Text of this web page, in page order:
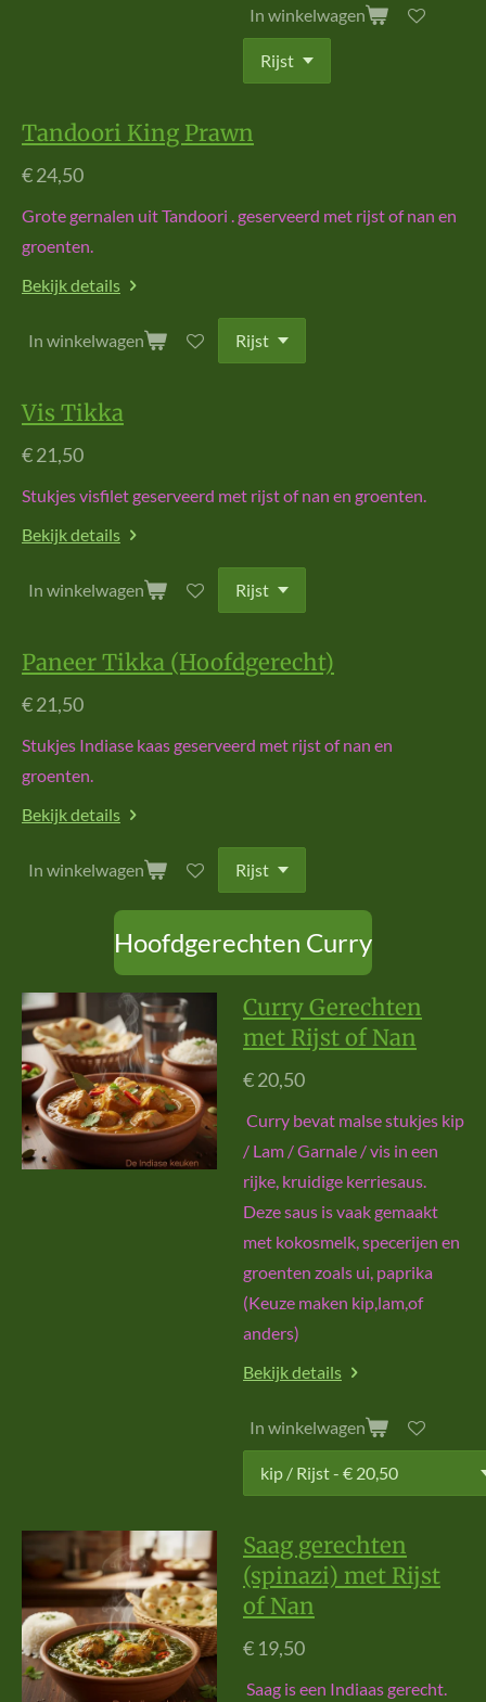
In winkelwagen
Tandoori King Prawn
€ 24,50
Grote gernalen uit Tandoori . geserveerd met rijst of nan en
groenten.
Bekijk details
In winkelwagen
Vis Tikka
€ 21,50
Stukjes visfilet geserveerd met rijst of nan en groenten.
Bekijk details
In winkelwagen
Paneer Tikka (Hoofdgerecht)
€ 21,50
Stukjes Indiase kaas geserveerd met rijst of nan en
groenten.
Bekijk details
In winkelwagen
Hoofdgerechten Curry
Curry Gerechten
met Rijst of Nan
€ 20,50
Curry bevat malse stukjes kip
/ Lam / Garnale / vis in een
rijke, kruidige kerriesaus.
Deze saus is vaak gemaakt
met kokosmelk, specerijen en
groenten zoals ui, paprika
(Keuze maken kip,lam,of
anders)
Bekijk details
In winkelwagen
Saag gerechten
(spinazi) met Rijst
of Nan
€ 19,50
Saag is een Indiaas gerecht.